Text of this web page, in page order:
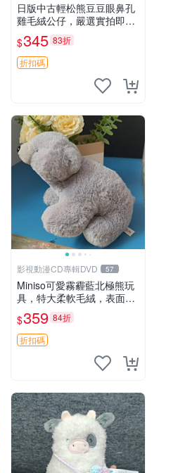
日版中古輕松熊豆豆眼鼻孔
雞毛絨公仔，嚴選實拍即視
粉絲必買 公仔紙箱氣泡膜精
心包裝快速發貨 輕松熊 公
仔 雞毛絨
$345 83折
折扣碼
影視動漫CD專輯DVD 57
Miniso可愛霧霾藍北極熊玩
具，特大柔軟毛絨，表面稍
有使用痕跡，適合居家擺放
23CM 毛絨玩具 北極熊 魯
班熊
$359 84折
折扣碼